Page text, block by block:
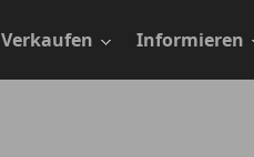
Verkaufen Informieren